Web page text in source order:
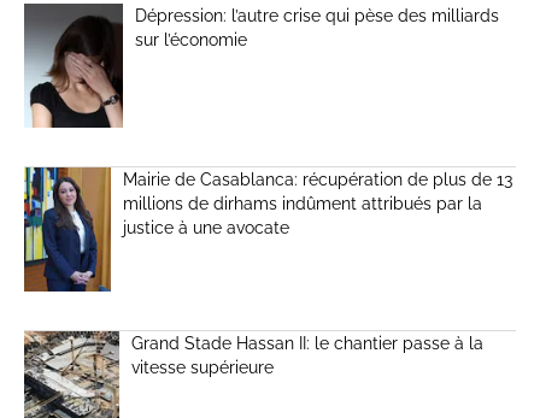
Dépression: l’autre crise qui pèse des milliards
sur l’économie
Mairie de Casablanca: récupération de plus de 13
millions de dirhams indûment attribués par la
justice à une avocate
Grand Stade Hassan II: le chantier passe à la
vitesse supérieure